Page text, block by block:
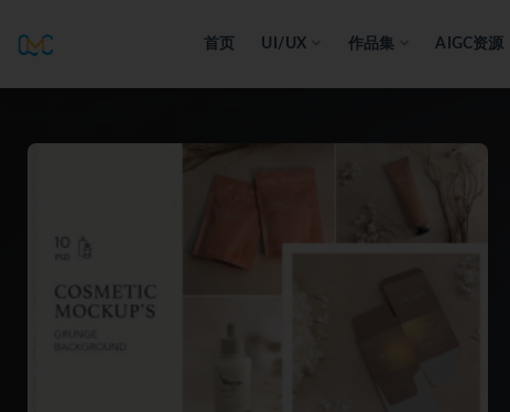
首页 UI/UX 作品集 AIGC资源